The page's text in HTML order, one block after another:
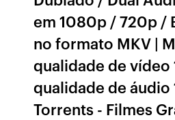
em 1080p / 720p /
no formato MKV |
qualidade de vídeo
qualidade de áudio
Torrents - Filmes